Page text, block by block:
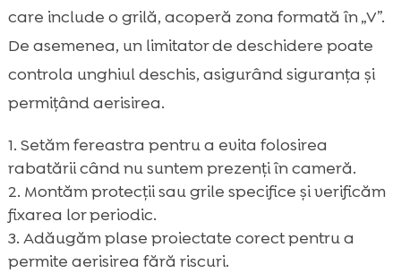
care include o grilă, acoperă zona formată în „V”.
De asemenea, un limitator de deschidere poate
controla unghiul deschis, asigurând siguranța și
permițând aerisirea.
Setăm fereastra pentru a evita folosirea
rabatării când nu suntem prezenți în cameră.
Montăm protecții sau grile specifice și verificăm
fixarea lor periodic.
Adăugăm plase proiectate corect pentru a
permite aerisirea fără riscuri.